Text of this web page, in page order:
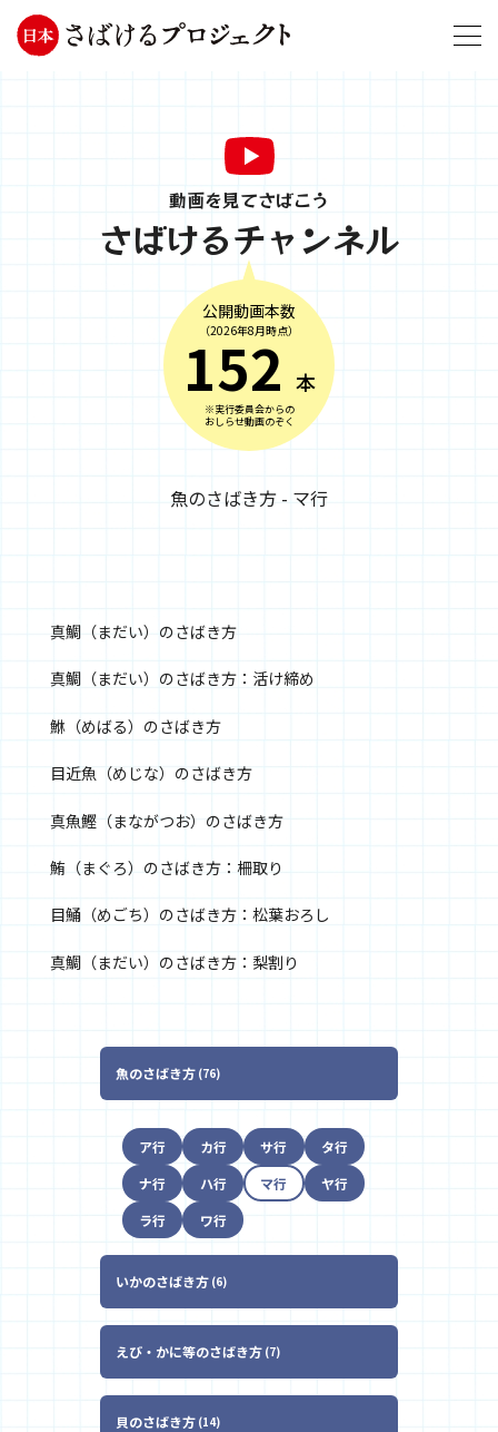
動画を見てさばこう
さばけるチャンネル
公開動画本数
（2026年8月時点）
152 本
※実行委員会からの
おしらせ動画のぞく
魚のさばき方 - マ行
真鯛（まだい）のさばき方
真鯛（まだい）のさばき方：活け締め
鮴（めばる）のさばき方
目近魚（めじな）のさばき方
真魚鰹（まながつお）のさばき方
鮪（まぐろ）のさばき方：柵取り
目鯒（めごち）のさばき方：松葉おろし
真鯛（まだい）のさばき方：梨割り
魚のさばき方 76
ア行 カ行 サ行
タ行
ナ行
ハ行 マ行
ヤ行
ラ行
ワ行
いかのさばき方 6
えび・かに等のさばき方 7
貝のさばき方 14